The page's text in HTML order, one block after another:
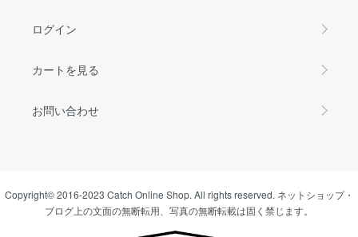
ログイン
カートを見る
お問い合わせ
Copyright© 2016-2023 Catch Online Shop. All rights reserved. ネットショップ・
ブログ上の文面の無断転用、写真の無断転載は固く禁じます。